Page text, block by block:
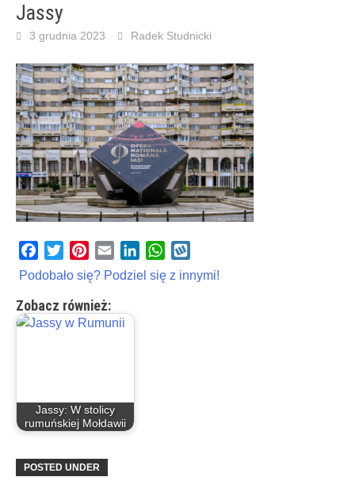
Jassy
3 grudnia 2023 Radek Studnicki
Facebook
TwitterPinterest
Email LinkedInWhatsApp
Podobało się? Podziel się z innymi!
Zobacz również:
Jassy: W stolicy
rumuńskiej Mołdawii
POSTED UNDER